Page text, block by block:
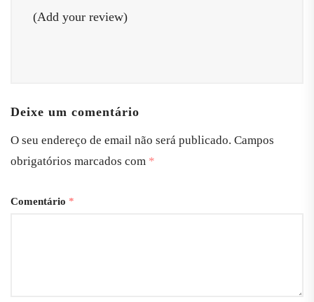
(Add your review)
Deixe um comentário
O seu endereço de email não será publicado. Campos
obrigatórios marcados com *
Comentário *